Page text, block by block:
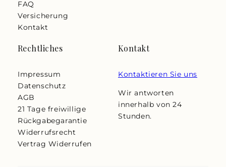
FAQ
Versicherung
Kontakt
Rechtliches
Impressum
Datenschutz
AGB
21 Tage freiwillige
Rückgabegarantie
Widerrufsrecht
Vertrag Widerrufen
Kontakt
Kontaktieren Sie uns
Wir antworten
innerhalb von 24
Stunden.